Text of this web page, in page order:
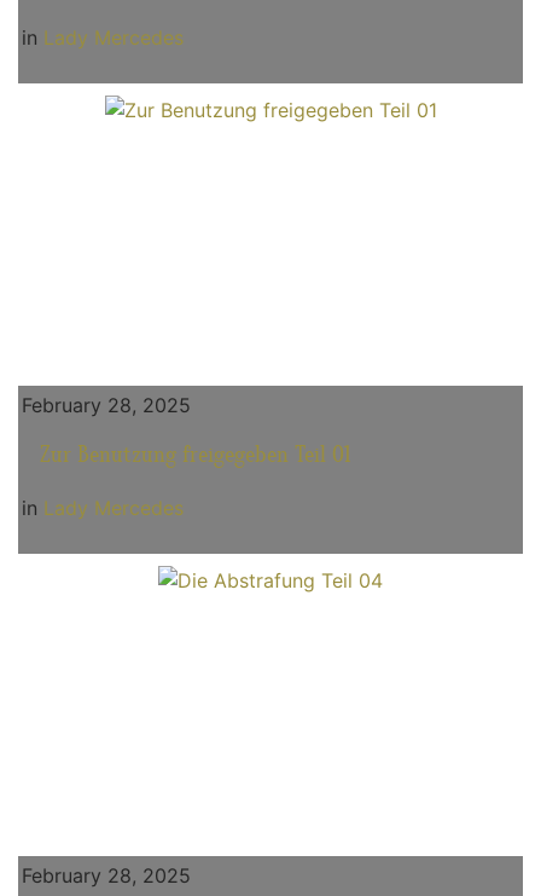
in Lady Mercedes
February 28, 2025
Zur Benutzung freigegeben Teil 01
in Lady Mercedes
February 28, 2025